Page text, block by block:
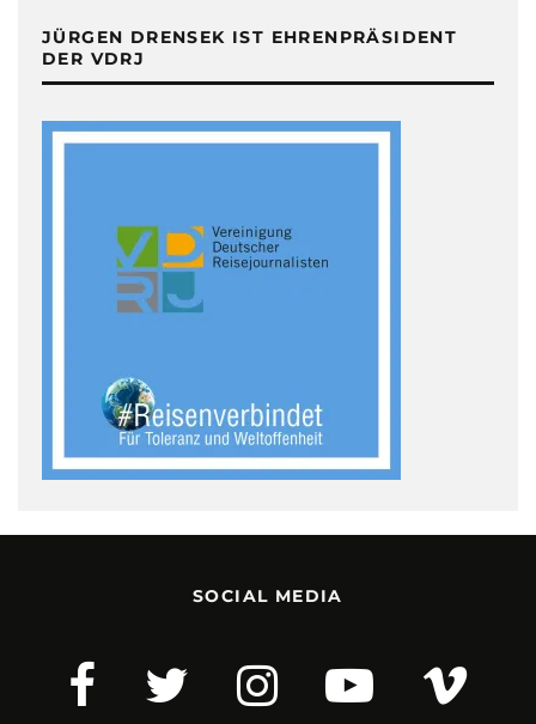
JÜRGEN DRENSEK IST EHRENPRÄSIDENT
DER VDRJ
SOCIAL MEDIA